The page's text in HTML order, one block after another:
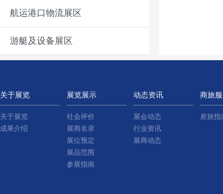
航运港口物流展区
游艇及设备展区
关于展览
关于展览
成果介绍
展览展示
社会评价
展商名录
展位预定
展品范围
参展指南
动态资讯
展会动态
行业资讯
展商动态
商旅
差旅指